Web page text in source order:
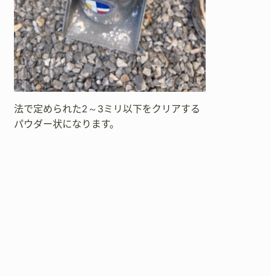
法で定められた2～3ミリ以下をクリアする
パウダー状になります。